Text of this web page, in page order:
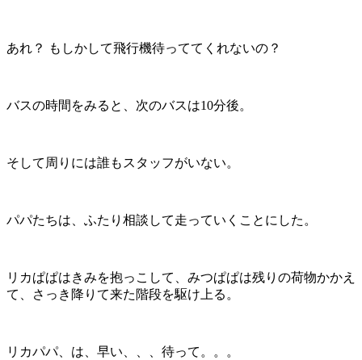
あれ？ もしかして飛行機待っててくれないの？
バスの時間をみると、次のバスは10分後。
そして周りには誰もスタッフがいない。
パパたちは、ふたり相談して走っていくことにした。
リカぱぱはきみを抱っこして、みつぱぱは残りの荷物かかえ
て、さっき降りて来た階段を駆け上る。
リカパパ、は、早い、、、待って。。。